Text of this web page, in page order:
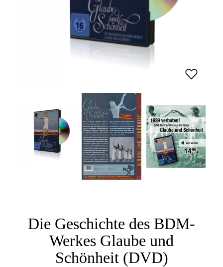
Die Geschichte des BDM-
Werkes Glaube und
Schönheit (DVD)